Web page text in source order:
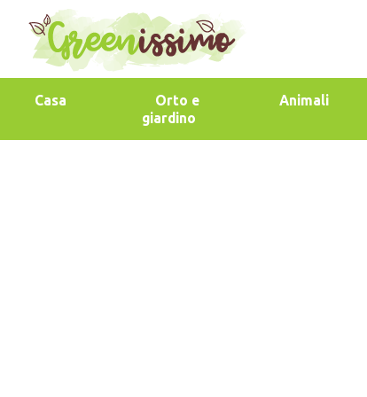
Casa
Orto e
giardino
Animali